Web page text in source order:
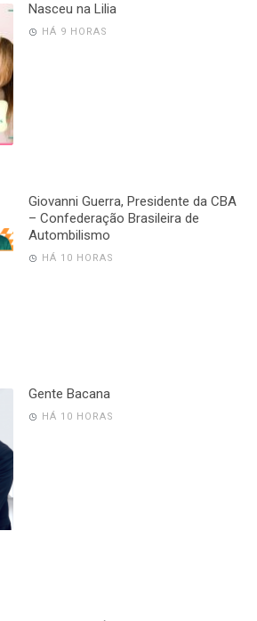
Nasceu na Lilia
HÁ 9 HORAS
Giovanni Guerra, Presidente da CBA
– Confederação Brasileira de
Autombilismo
HÁ 10 HORAS
Gente Bacana
HÁ 10 HORAS